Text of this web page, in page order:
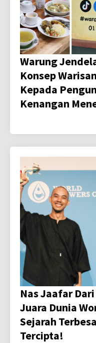
Warung
Konsep
Kepada
Kenangan
Nas Jaafar
Juara Dunia
Sejarah
Tercipta!